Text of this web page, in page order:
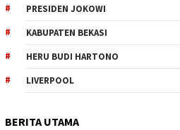
PRESIDEN JOKOWI
KABUPATEN BEKASI
HERU BUDI HARTONO
LIVERPOOL
BERITA UTAMA